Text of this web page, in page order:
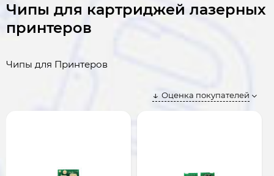
Чипы для картриджей лазерных
принтеров
Чипы для Принтеров
Оценка покупателей